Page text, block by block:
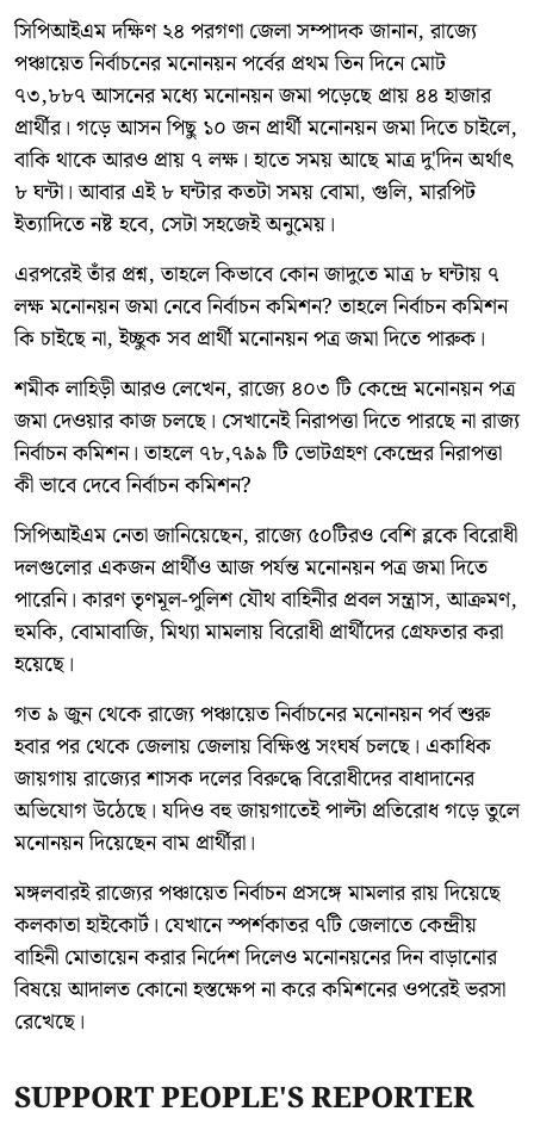
সিপিআইএম দক্ষিণ ২৪ পরগণা জেলা সম্পাদক জানান, রাজ্যে
পঞ্চায়েত নির্বাচনের মনোনয়ন পর্বের প্রথম তিন দিনে মোট
৭৩,৮৮৭ আসনের মধ্যে মনোনয়ন জমা পড়েছে প্রায় ৪৪ হাজার
প্রার্থীর। গড়ে আসন পিছু ১০ জন প্রার্থী মনোনয়ন জমা দিতে চাইলে,
বাকি থাকে আরও প্রায় ৭ লক্ষ। হাতে সময় আছে মাত্র দু'দিন অর্থাৎ
৮ ঘন্টা। আবার এই ৮ ঘন্টার কতটা সময় বোমা, গুলি, মারপিট
ইত্যাদিতে নষ্ট হবে, সেটা সহজেই অনুমেয়।
এরপরেই তাঁর প্রশ্ন, তাহলে কিভাবে কোন জাদুতে মাত্র ৮ ঘন্টায় ৭
লক্ষ মনোনয়ন জমা নেবে নির্বাচন কমিশন? তাহলে নির্বাচন কমিশন
কি চাইছে না, ইচ্ছুক সব প্রার্থী মনোনয়ন পত্র জমা দিতে পারুক।
শমীক লাহিড়ী আরও লেখেন, রাজ্যে ৪০৩ টি কেন্দ্রে মনোনয়ন পত্র
জমা দেওয়ার কাজ চলছে। সেখানেই নিরাপত্তা দিতে পারছে না রাজ্য
নির্বাচন কমিশন। তাহলে ৭৮,৭৯৯ টি ভোটগ্রহণ কেন্দ্রের নিরাপত্তা
কী ভাবে দেবে নির্বাচন কমিশন?
সিপিআইএম নেতা জানিয়েছেন, রাজ্যে ৫০টিরও বেশি ব্লকে বিরোধী
দলগুলোর একজন প্রার্থীও আজ পর্যন্ত মনোনয়ন পত্র জমা দিতে
পারেনি। কারণ তৃণমূল-পুলিশ যৌথ বাহিনীর প্রবল সন্ত্রাস, আক্রমণ,
হুমকি, বোমাবাজি, মিথ্যা মামলায় বিরোধী প্রার্থীদের গ্রেফতার করা
হয়েছে।
গত ৯ জুন থেকে রাজ্যে পঞ্চায়েত নির্বাচনের মনোনয়ন পর্ব শুরু
হবার পর থেকে জেলায় জেলায় বিক্ষিপ্ত সংঘর্ষ চলছে। একাধিক
জায়গায় রাজ্যের শাসক দলের বিরুদ্ধে বিরোধীদের বাধাদানের
অভিযোগ উঠেছে। যদিও বহু জায়গাতেই পাল্টা প্রতিরোধ গড়ে তুলে
মনোনয়ন দিয়েছেন বাম প্রার্থীরা।
মঙ্গলবারই রাজ্যের পঞ্চায়েত নির্বাচন প্রসঙ্গে মামলার রায় দিয়েছে
কলকাতা হাইকোর্ট। যেখানে স্পর্শকাতর ৭টি জেলাতে কেন্দ্রীয়
বাহিনী মোতায়েন করার নির্দেশ দিলেও মনোনয়নের দিন বাড়ানোর
বিষয়ে আদালত কোনো হস্তক্ষেপ না করে কমিশনের ওপরেই ভরসা
রেখেছে।
SUPPORT PEOPLE'S REPORTER